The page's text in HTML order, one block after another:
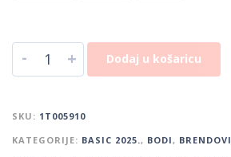
- + Dodaj u košaricu
SKU: 1T005910
KATEGORIJE: BASIC 2025., BODI, BRENDOVI